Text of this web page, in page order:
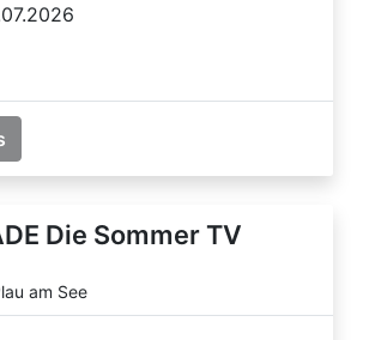
Die Sommer TV
am See